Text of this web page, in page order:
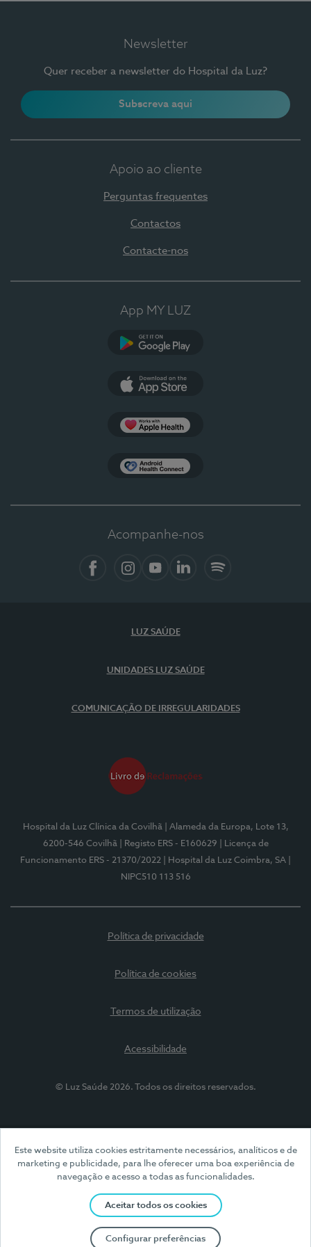
Este website utiliza cookies estritamente necessários, analíticos e de
marketing e publicidade, para lhe oferecer uma boa experiência de
navegação e acesso a todas as funcionalidades.
Aceitar todos os cookies
Configurar preferências
Newsletter
Quer receber a newsletter do Hospital da Luz?
Subscreva aqui
Apoio ao cliente
Perguntas frequentes
Contactos
Contacte-nos
App MY LUZ
Acompanhe-nos
LUZ SAÚDE
UNIDADES LUZ SAÚDE
COMUNICAÇÃO DE IRREGULARIDADES
Hospital da Luz Clínica da Covilhã
| Alameda da Europa, Lote 13,
6200-546 Covilhã
| Registo ERS - E160629
| Licença de
Funcionamento ERS - 21370/2022
| Hospital da Luz Coimbra, SA
NIPC510 113 516
Política de privacidade
Política de cookies
Termos de utilização
Acessibilidade
© Luz Saúde 2026. Todos os direitos reservados.